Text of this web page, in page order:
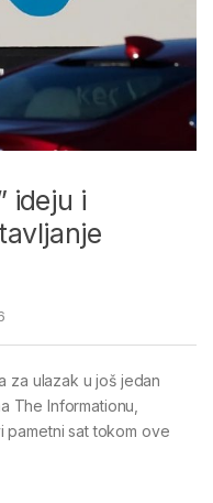
ideju i
za ulazak u još jedan
The Informationu,
pametni sat tokom ove